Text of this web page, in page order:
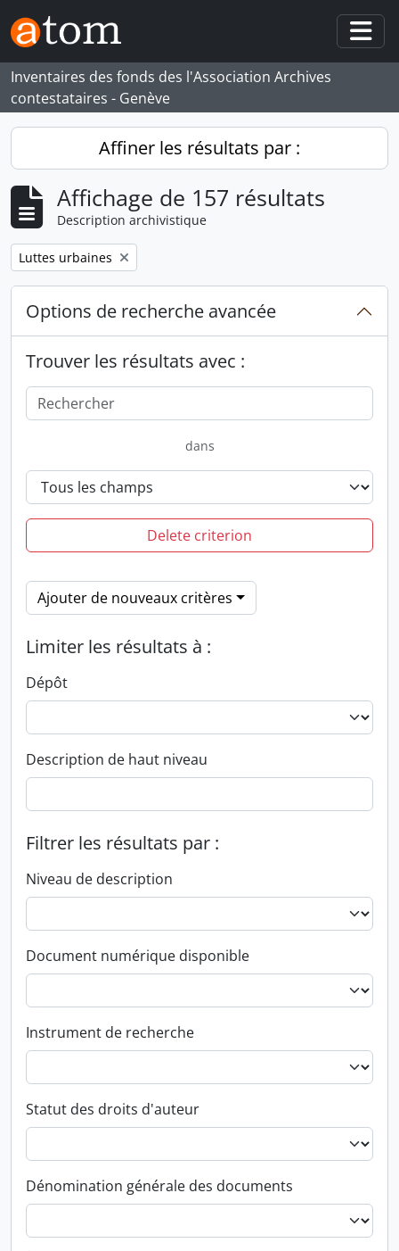
Skip to main content
Inventaires des fonds des l'Association Archives
contestataires - Genève
Affiner les résultats par :
Affichage de 157 résultats
Description archivistique
Remove filter:
Luttes urbaines
Options de recherche avancée
Trouver les résultats avec :
dans
Delete criterion
Ajouter de nouveaux critères
Limiter les résultats à :
Dépôt
Description de haut niveau
Filtrer les résultats par :
Niveau de description
Document numérique disponible
Instrument de recherche
Statut des droits d'auteur
Dénomination générale des documents